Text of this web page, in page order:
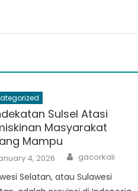
Sulsel Atasi
Masyarakat
Mampu
4, 2026 Author
gacorkali
Selatan, atau Sulawesi